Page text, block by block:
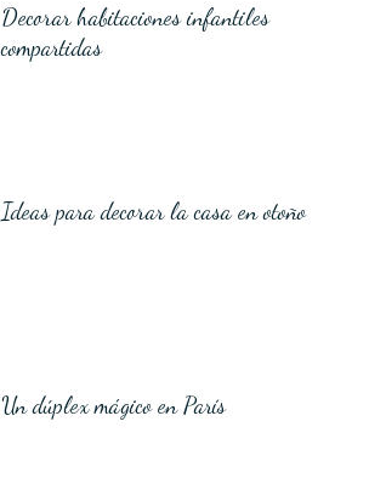
Decorar habitaciones infantiles
compartidas
Ideas para decorar la casa en otoño
Un dúplex mágico en París